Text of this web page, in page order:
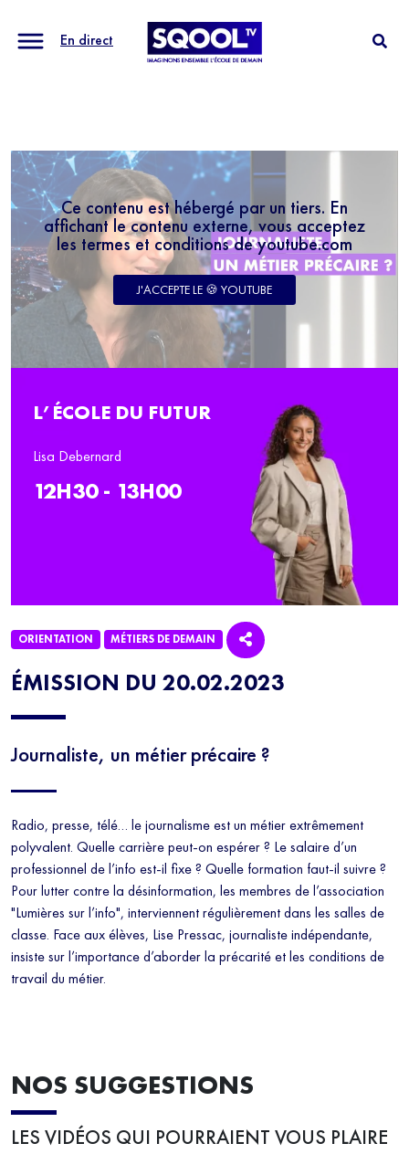
En direct
Ce contenu est hébergé par un tiers. En
affichant le contenu externe, vous acceptez
les termes et conditions de youtube.com
J'ACCEPTE LE 🍪 YOUTUBE
ÉMISSION DU 20.02.2023
Journaliste, un métier précaire ?
Radio, presse, télé… le journalisme est un métier extrêmement
polyvalent. Quelle carrière peut-on espérer ? Le salaire d’un
professionnel de l’info est-il fixe ? Quelle formation faut-il suivre ?
Pour lutter contre la désinformation, les membres de l’association
"Lumières sur l’info", interviennent régulièrement dans les salles de
classe. Face aux élèves, Lise Pressac, journaliste indépendante,
insiste sur l’importance d’aborder la précarité et les conditions de
travail du métier.
ORIENTATION MÉTIERS DE DEMAIN
L’ÉCOLE DU FUTUR
Lisa Debernard
12H30 - 13H00
NOS SUGGESTIONS
LES VIDÉOS QUI POURRAIENT VOUS PLAIRE